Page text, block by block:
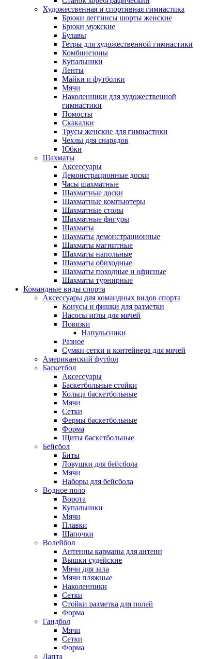
Художественная и спортивная гимнастика
Брюки леггинсы шорты женские
Брюки мужские
Булавы
Гетры для художественной гимнастики
Комбинезоны
Купальники
Ленты
Майки и футболки
Мячи
Наколенники для художественной
гимнастики
Помосты
Скакалки
Трусы женские для гимнастики
Чехлы для снарядов
Юбки
Шахматы
Аксессуары
Демонстрационные доски
Часы шахматные
Шахматные доски
Шахматные компьютеры
Шахматные столы
Шахматные фигуры
Шахматы
Шахматы демонстрационные
Шахматы магнитные
Шахматы напольные
Шахматы обиходные
Шахматы походные и офисные
Шахматы турнирные
Командные виды спорта
Аксессуары для командных видов спорта
Конусы и фишки для разметки
Насосы иглы для мячей
Повязки
Напульсники
Разное
Сумки сетки и контейнера для мячей
Американский футбол
Баскетбол
Аксессуары
Баскетбольные стойки
Кольца баскетбольные
Мячи
Сетки
Фермы баскетбольные
Форма
Щиты баскетбольные
Бейсбол
Биты
Ловушки для бейсбола
Мячи
Наборы для бейсбола
Водное поло
Ворота
Купальники
Мячи
Плавки
Шапочки
Волейбол
Антенны карманы для антенн
Вышки судейские
Мячи для зала
Мячи пляжные
Наколенники
Сетки
Стойки разметка для полей
Форма
Гандбол
Мячи
Сетки
Форма
Лапта